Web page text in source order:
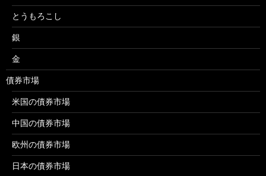
とうもろこし
銀
金
債券市場
米国の債券市場
中国の債券市場
欧州の債券市場
日本の債券市場